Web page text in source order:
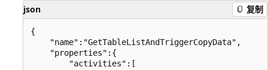
json 复制
{
    "name":"GetTableListAndTriggerCopyData",
    "properties":{
        "activities":[